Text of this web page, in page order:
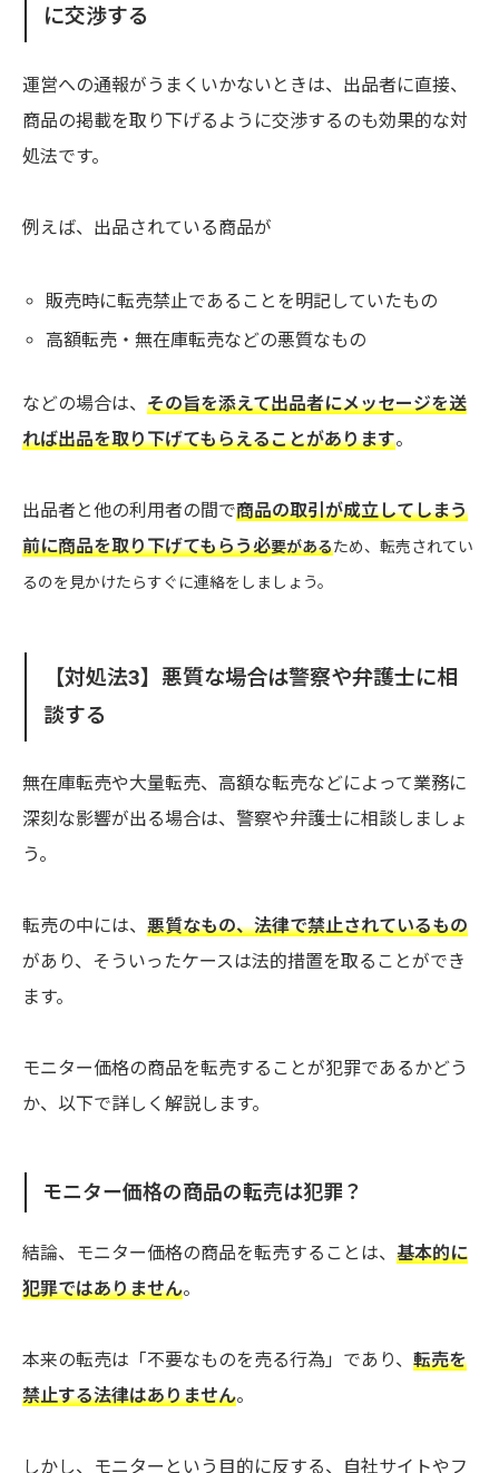
に交渉する
運営への通報がうまくいかないときは、出品者に直接、
商品の掲載を取り下げるように交渉するのも効果的な対
処法です。
例えば、出品されている商品が
販売時に転売禁止であることを明記していたもの
高額転売・無在庫転売などの悪質なもの
などの場合は、 その旨を添えて出品者にメッセージを送
れば出品を取り下げてもらえることがあります。
出品者と他の利用者の間で商品の取引が成立してしまう
前に商品を取り下げてもらう必要があるため、転売されてい
るのを見かけたらすぐに連絡をしましょう。
【対処法3】悪質な場合は警察や弁護士に相
談する
無在庫転売や大量転売、高額な転売などによって業務に
深刻な影響が出る場合は、警察や弁護士に相談しましょ
う。
転売の中には、 悪質なもの、法律で禁止されているもの
があり、そういったケースは法的措置を取ることができ
ます。
モニター価格の商品を転売することが犯罪であるかどう
か、以下で詳しく解説します。
モニター価格の商品の転売は犯罪？
結論、モニター価格の商品を転売することは、 基本的に
犯罪ではありません。
本来の転売は「不要なものを売る行為」であり、 転売を
禁止する法律はありません。
しかし、モニターという目的に反する、自社サイトやフ